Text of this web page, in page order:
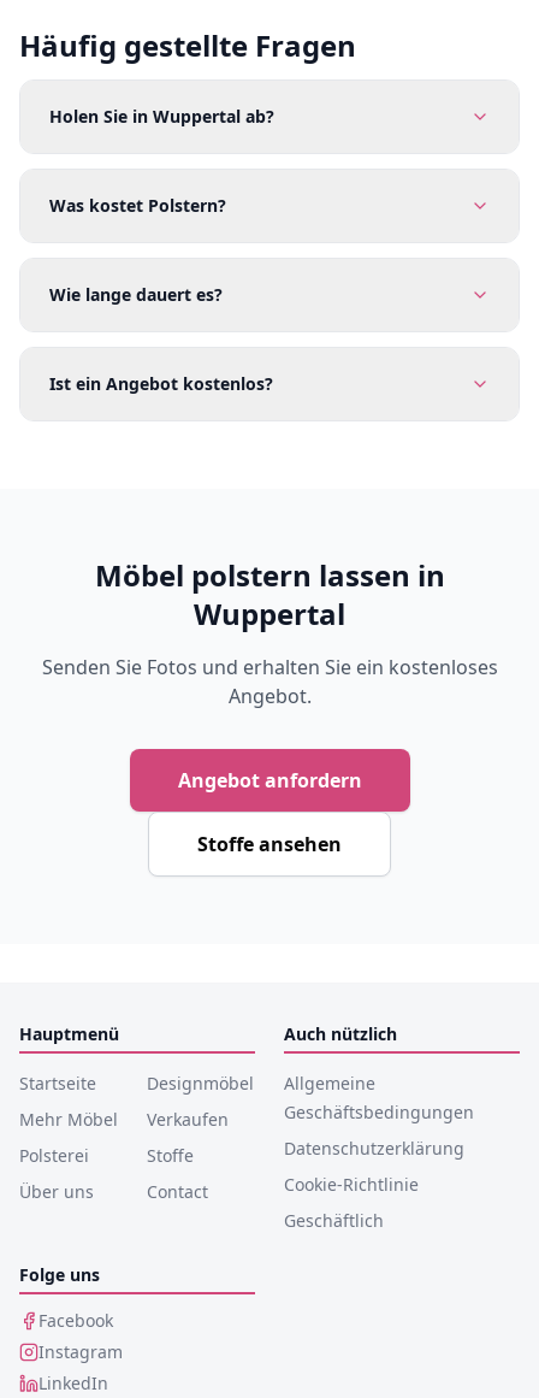
Häufig gestellte Fragen
Holen Sie in Wuppertal ab?
Was kostet Polstern?
Wie lange dauert es?
Ist ein Angebot kostenlos?
Möbel polstern lassen in
Wuppertal
Senden Sie Fotos und erhalten Sie ein kostenloses
Angebot.
Angebot anfordern
Stoffe ansehen
Hauptmenü
Startseite
Designmöbel
Mehr Möbel
Verkaufen
Polsterei
Stoffe
Über uns
Contact
Auch nützlich
Allgemeine
Geschäftsbedingungen
Datenschutzerklärung
Cookie-Richtlinie
Geschäftlich
Folge uns
Facebook
Instagram
LinkedIn